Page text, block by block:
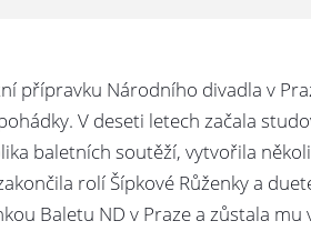
přípravku Národního divadla v
V deseti letech začala
baletních soutěží, vytvořila
rolí Šípkové Růženky a
Baletu ND v Praze a zůstala